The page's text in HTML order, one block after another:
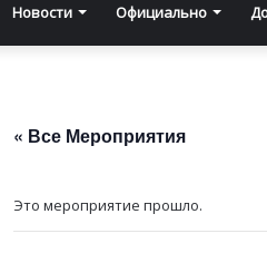
Новости Официально
« Все Мероприятия
Это мероприятие прошло.